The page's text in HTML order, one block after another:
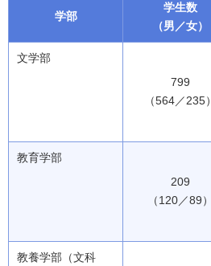
学部
学生数
（男／女）
文学部
799
（564／235）
教育学部
209
（120／89）
教養学部（文科